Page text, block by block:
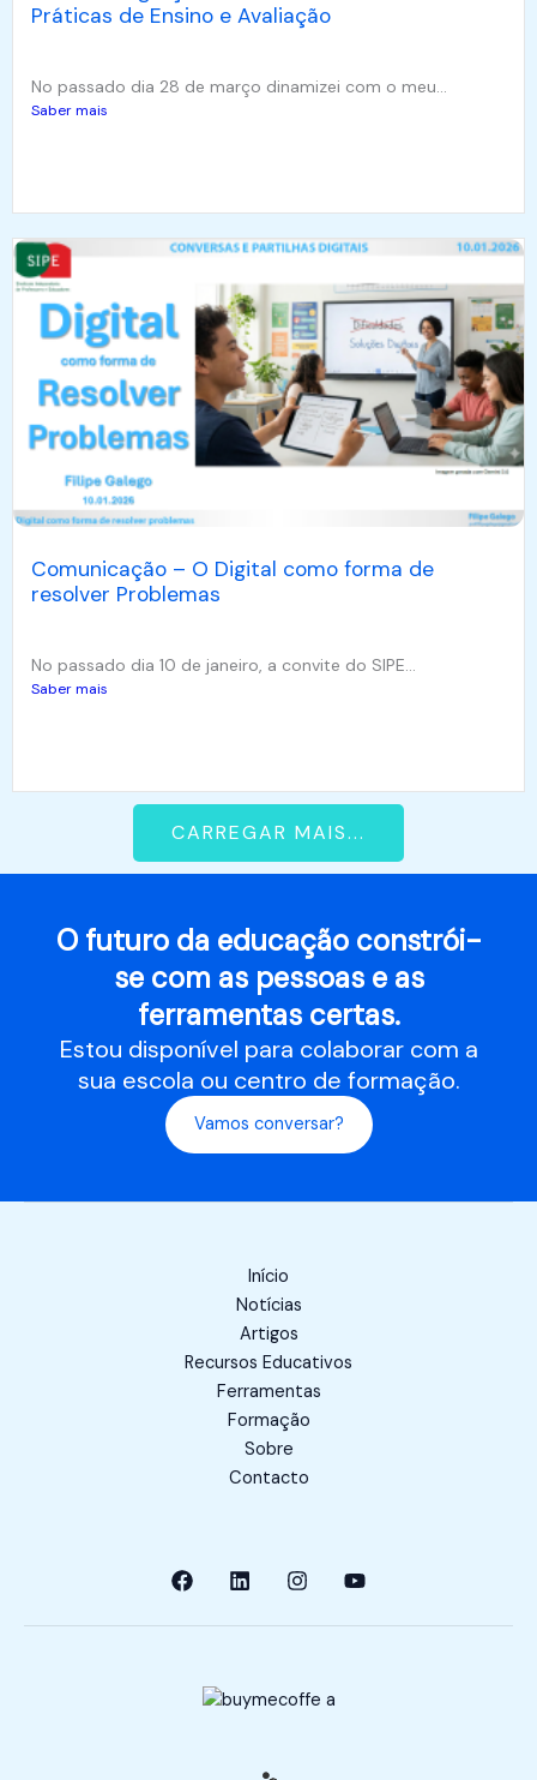
Práticas de Ensino e Avaliação
No passado dia 28 de março dinamizei com o meu...
Saber mais
Comunicação – O Digital como forma de
resolver Problemas
No passado dia 10 de janeiro, a convite do SIPE...
Saber mais
CARREGAR MAIS...
O futuro da educação constrói-
se com as pessoas e as
ferramentas certas.
Estou disponível para colaborar com a
sua escola ou centro de formação.
Vamos conversar?
Início
Notícias
Artigos
Recursos Educativos
Ferramentas
Formação
Sobre
Contacto